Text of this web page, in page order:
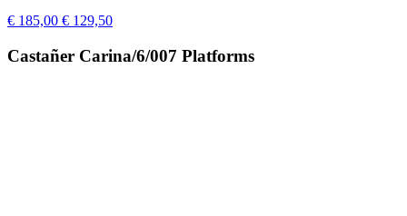
€ 185,00 € 129,50
Castañer Carina/6/007 Platforms